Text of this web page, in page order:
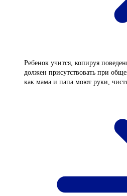
Ребенок учится, копируя
должен присутствовать при
как мама и папа моют руки,